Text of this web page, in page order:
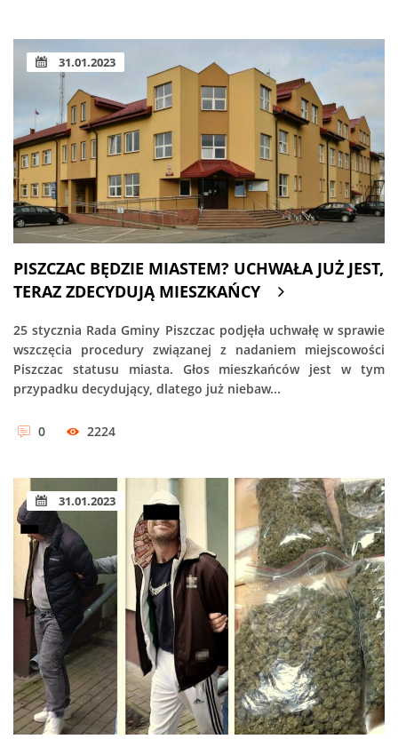
31.01.2023
PISZCZAC BĘDZIE MIASTEM? UCHWAŁA JUŻ JEST,
TERAZ ZDECYDUJĄ MIESZKAŃCY
25 stycznia Rada Gminy Piszczac podjęła uchwałę w sprawie
wszczęcia procedury związanej z nadaniem miejscowości
Piszczac statusu miasta. Głos mieszkańców jest w tym
przypadku decydujący, dlatego już niebaw...
0 2224
31.01.2023